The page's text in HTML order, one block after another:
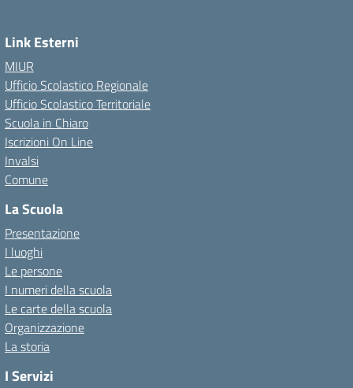
Link Esterni
MIUR
Ufficio Scolastico Regionale
Ufficio Scolastico Territoriale
Scuola in Chiaro
Iscrizioni On Line
Invalsi
Comune
La Scuola
Presentazione
I luoghi
Le persone
I numeri della scuola
Le carte della scuola
Organizzazione
La storia
I Servizi